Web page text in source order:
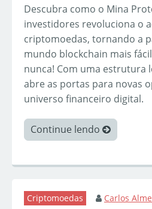
Descubra como o Mina
investidores revoluciona o
criptomoedas, tornando a
mundo blockchain mais
nunca! Com uma estrutura
abre as portas para novas
universo financeiro digital.
Continue lendo
Criptomoedas Carlos